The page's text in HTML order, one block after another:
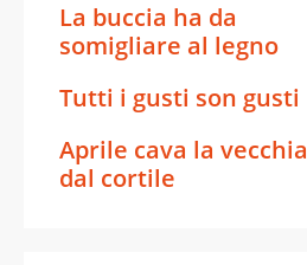
La buccia ha da
somigliare al legno
Tutti i gusti son gusti
Aprile cava la vecchia
dal cortile